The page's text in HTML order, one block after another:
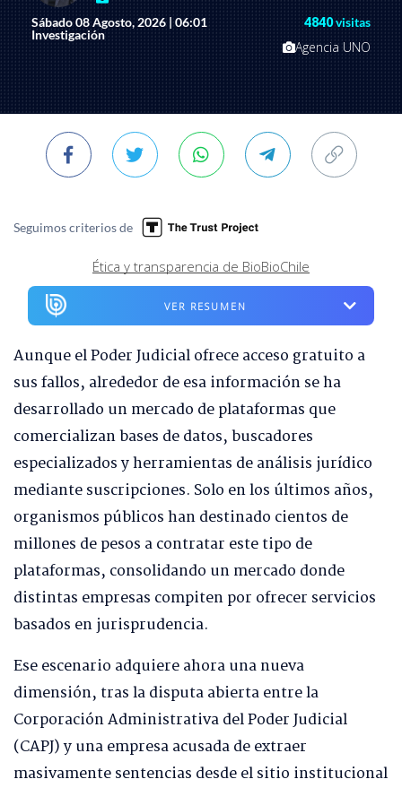
Sábado 08 Agosto, 2026 | 06:01
Investigación
4840visitas
Agencia UNO
Seguimos criterios de
Ética y transparencia de BioBioChile
VER RESUMEN
Aunque el Poder Judicial ofrece acceso gratuito a
sus fallos, alrededor de esa información se ha
desarrollado un mercado de plataformas que
comercializan bases de datos, buscadores
especializados y herramientas de análisis jurídico
mediante suscripciones. Solo en los últimos años,
organismos públicos han destinado cientos de
millones de pesos a contratar este tipo de
plataformas, consolidando un mercado donde
distintas empresas compiten por ofrecer servicios
basados en jurisprudencia.
Ese escenario adquiere ahora una nueva
dimensión, tras la disputa abierta entre la
Corporación Administrativa del Poder Judicial
(CAPJ) y una empresa acusada de extraer
masivamente sentencias desde el sitio institucional